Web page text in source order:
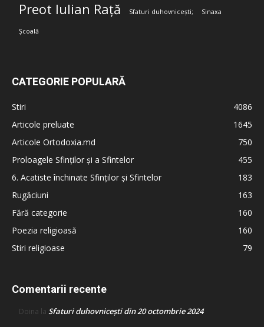
Preot Iulian Rață Sfaturi duhovnicești; Sinaxa
Școală
CATEGORIE POPULARĂ
Stiri
4086
Articole preluate
1645
Articole Ortodoxia.md
750
Proloagele Sfinților și a Sfintelor
455
6. Acatiste închinate Sfinților și Sfintelor
183
Rugăciuni
163
Fără categorie
160
Poezia religioasă
160
Stiri religioase
79
Comentarii recente
Doina la Sfaturi duhovnicești din 20 octombrie 2024